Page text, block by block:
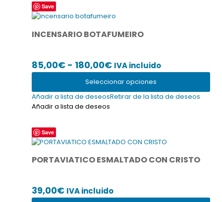
Save
INCENSARIO BOTAFUMEIRO
85,00€ - 180,00€Rango
de
precios:
180,00€
IVA incluido
Seleccionar opciones
Este
producto
múltiples
opciones
se
elegir
en
de
producto
Añadir a lista de deseosRetirar de la lista de deseos
Añadir a lista de deseos
Save
PORTAVIATICO ESMALTADO CON CRISTO
39,00€ IVA incluido